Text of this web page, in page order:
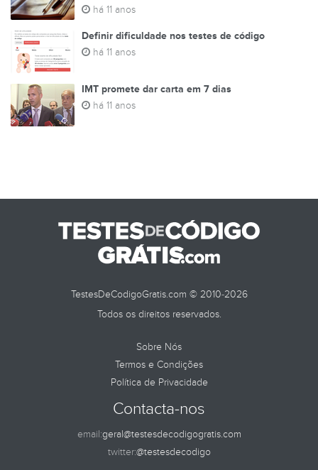
há 11 anos
Definir dificuldade nos testes de código
há 11 anos
IMT promete dar carta em 7 dias
há 11 anos
TestesDeCodigoGratis.com © 2010-2026
Todos os direitos reservados.
Sobre Nós
Termos e Condições
Política de Privacidade
Contacta-nos
email:geral@testesdecodigogratis.com
twitter:@testesdecodigo